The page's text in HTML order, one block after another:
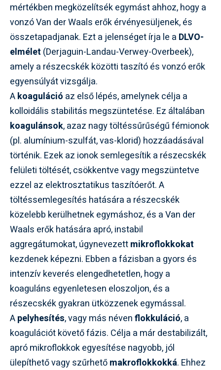
mértékben megközelítsék egymást ahhoz, hogy a
vonzó Van der Waals erők érvényesüljenek, és
összetapadjanak. Ezt a jelenséget írja le a DLVO-
elmélet (Derjaguin-Landau-Verwey-Overbeek),
amely a részecskék közötti taszító és vonzó erők
egyensúlyát vizsgálja.
Akoaguláció az első lépés, amelynek célja a
kolloidális stabilitás megszüntetése. Ez általában
koagulánsok, azaz nagy töltéssűrűségű fémionok
(pl. alumínium-szulfát, vas-klorid) hozzáadásával
történik. Ezek az ionok semlegesítik a részecskék
felületi töltését, csökkentve vagy megszüntetve
ezzel az elektrosztatikus taszítóerőt. A
töltéssemlegesítés hatására a részecskék
közelebb kerülhetnek egymáshoz, és a Van der
Waals erők hatására apró, instabil
aggregátumokat, úgynevezettmikroflokkokat
kezdenek képezni. Ebben a fázisban a gyors és
intenzív keverés elengedhetetlen, hogy a
koaguláns egyenletesen eloszoljon, és a
részecskék gyakran ütközzenek egymással.
Apelyhesítés, vagy más névenflokkuláció, a
koagulációt követő fázis. Célja a már destabilizált,
apró mikroflokkok egyesítése nagyobb, jól
ülepíthető vagy szűrhetőmakroflokkokká. Ehhez